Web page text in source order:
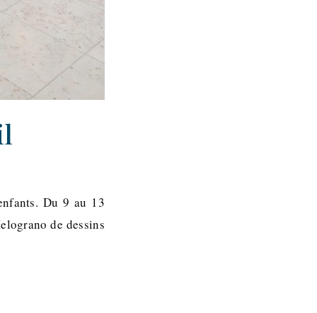
Du 9 au 13
de dessins